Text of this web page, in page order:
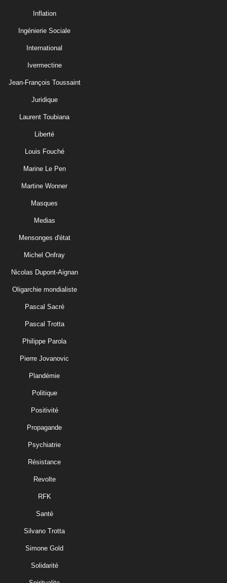
Inflation
Ingénierie Sociale
International
Ivermectine
Jean-François Toussaint
Juridique
Laurent Toubiana
Liberté
Louis Fouché
Marine Le Pen
Martine Wonner
Masques
Medias
Mensonges d'état
Michel Onfray
Nicolas Dupont-Aignan
Oligarchie mondialiste
Pascal Sacré
Pascal Trotta
Philippe Parola
Pierre Jovanovic
Plandémie
Politique
Positivité
Propagande
Psychiatrie
Résistance
Revolte
RFK
Santé
Silvano Trotta
Simone Gold
Solidarité